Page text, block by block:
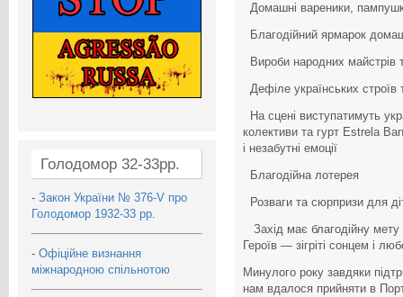
Голодомор 32-33рр.
- Закон України № 376-V про
Голодомор 1932-33 рр.
- Офіційне визнання
міжнародною спільнотою
Домашні вареники,
Благодійний ярмарок
Вироби народних майстрів
Дефіле українських строїв
На сцені виступатимуть
колективи та гурт Estrela
і незабутні емоції
Благодійна лотерея
Розваги та сюрпризи для
Захід має благодійну мету
Героїв — зігріті сонцем і
Минулого року завдяки
нам вдалося прийняти в